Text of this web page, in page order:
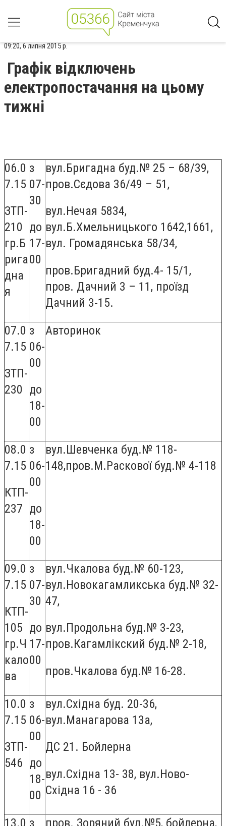
09:20, 6 липня 2015 р.
Графік відключень
електропостачання на цьому
тижні
06.0
7.15
ЗТП-
210
гр.Б
рига
дна
я
з
07-
30
до
17-
00
вул.Бригадна буд.№ 25 – 68/39,
пров.Сєдова 36/49 – 51,
вул.Нечая 5834,
вул.Б.Хмельницького 1642,1661,
вул. Громадянська 58/34,
пров.Бригадний буд.4- 15/1,
пров. Дачний 3 – 11, проїзд
Дачний 3-15.
07.0
7.15
ЗТП-
230
з
06-
00
до
18-
00
Авторинок
08.0
7.15
КТП-
237
з
06-
00
до
18-
00
вул.Шевченка буд.№ 118-
148,пров.М.Раскової буд.№ 4-118
09.0
7.15
КТП-
105
гр.Ч
кало
ва
з
07-
30
до
17-
00
вул.Чкалова буд.№ 60-123,
вул.Новокагамликська буд.№ 32-
47,
вул.Продольна буд.№ 3-23,
пров.Кагамлікский буд.№ 2-18,
пров.Чкалова буд.№ 16-28.
10.0
7.15
ЗТП-
546
з
06-
00
до
18-
00
вул.Східна буд. 20-36,
вул.Манагарова 13а,
ДС 21. Бойлерна
вул.Східна 13- 38, вул.Ново-
Східна 16 - 36
13.0 з
пров. Зоряний буд.№5, бойлерна,